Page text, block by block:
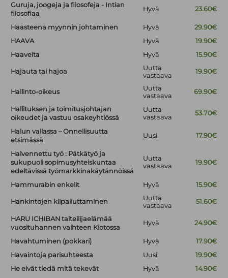
Guruja, joogeja ja filosofeja - Intian
filosofiaa
Hyvä 23.60€
Haasteena myynnin johtaminen Hyvä
29.90€
HAAVA
Hyvä
19.90€
Haaveita
Hyvä 15.90€
Hajauta tai hajoa
Uutta
vastaava
19.90€
Hallinto-oikeus
Uutta
vastaava
69.90€
Hallituksen ja toimitusjohtajan
oikeudet ja vastuu osakeyhtiössä
Uutta
vastaava
53.70€
Halun vallassa – Onnellisuutta
etsimässä
Uusi 17.90€
Halvennettu työ : Pätkätyö ja
sukupuoli sopimusyhteiskuntaa
edeltävissä työmarkkinakäytännöissä
Uutta
vastaava
19.90€
Hammurabin enkelit Hyvä 15.90€
Hankintojen kilpailuttaminen
Uutta
vastaava
51.60€
HARU ICHIBAN taiteilijaelämää
vuosituhannen vaihteen Kiotossa
Hyvä 24.90€
Havahtuminen (pokkari) Hyvä
17.90€
Havaintoja parisuhteesta
Uusi
19.90€
He eivät tiedä mitä tekevät
Hyvä
14.90€